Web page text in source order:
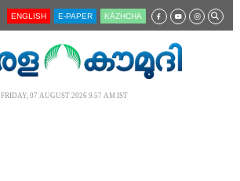
ENGLISH E-PAPER KĀZHCHA
FRIDAY, 07 AUGUST 2026 9.57 AM IST